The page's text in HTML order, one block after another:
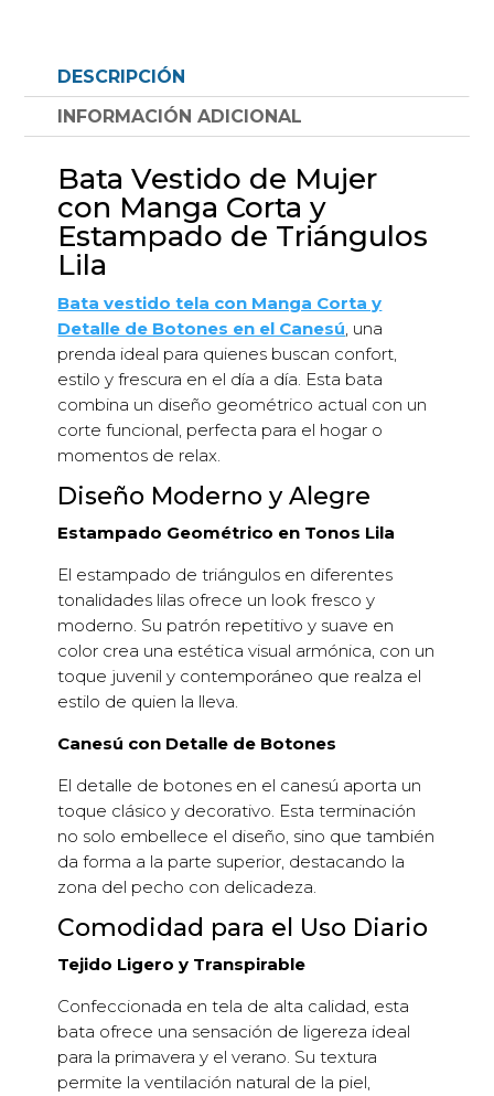
detalle
botones
en
estampado
triángulos
cantidad
DESCRIPCIÓN
INFORMACIÓN ADICIONAL
Bata Vestido de Mujer
con Manga Corta y
Estampado de Triángulos
Lila
Bata vestido tela con Manga Corta y
Detalle de Botones en el Canesú, una
prenda ideal para quienes buscan confort,
estilo y frescura en el día a día. Esta bata
combina un diseño geométrico actual con un
corte funcional, perfecta para el hogar o
momentos de relax.
Diseño Moderno y Alegre
Estampado Geométrico en Tonos Lila
El estampado de triángulos en diferentes
tonalidades lilas ofrece un look fresco y
moderno. Su patrón repetitivo y suave en
color crea una estética visual armónica, con un
toque juvenil y contemporáneo que realza el
estilo de quien la lleva.
Canesú con Detalle de Botones
El detalle de botones en el canesú aporta un
toque clásico y decorativo. Esta terminación
no solo embellece el diseño, sino que también
da forma a la parte superior, destacando la
zona del pecho con delicadeza.
Comodidad para el Uso Diario
Tejido Ligero y Transpirable
Confeccionada en tela de alta calidad, esta
bata ofrece una sensación de ligereza ideal
para la primavera y el verano. Su textura
permite la ventilación natural de la piel,